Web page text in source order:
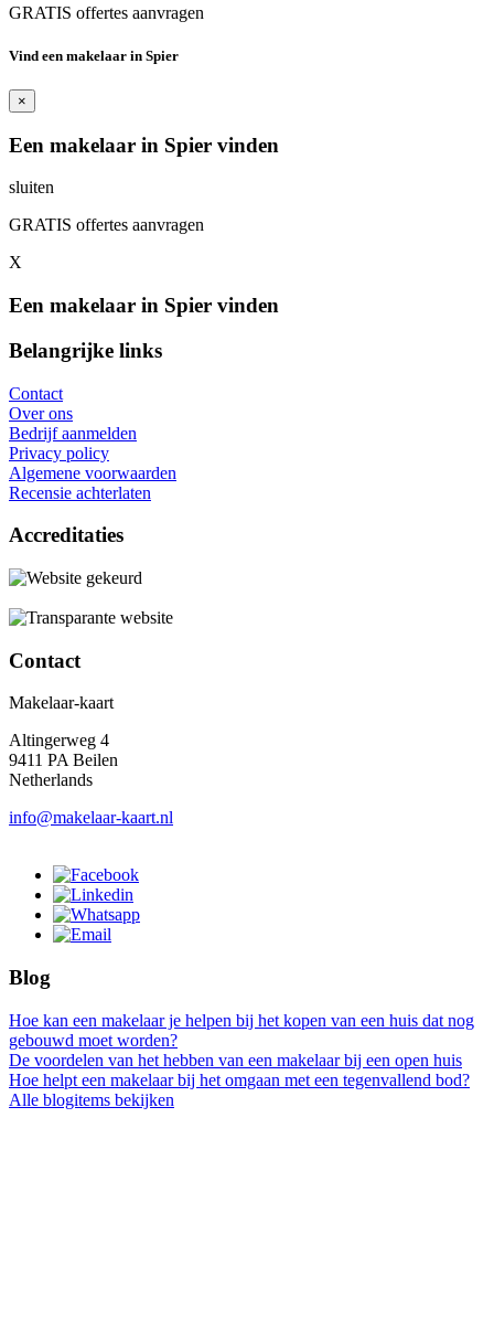
GRATIS offertes aanvragen
Vind een makelaar in Spier
×
Een makelaar in Spier vinden
sluiten
GRATIS offertes aanvragen
X
Een makelaar in Spier vinden
Belangrijke links
Contact
Over ons
Bedrijf aanmelden
Privacy policy
Algemene voorwaarden
Recensie achterlaten
Accreditaties
Contact
Makelaar-kaart
Altingerweg 4
9411 PA Beilen
Netherlands
info@makelaar-kaart.nl
Blog
Hoe kan een makelaar je helpen bij het kopen van een huis dat nog
gebouwd moet worden?
De voordelen van het hebben van een makelaar bij een open huis
Hoe helpt een makelaar bij het omgaan met een tegenvallend bod?
Alle blogitems bekijken